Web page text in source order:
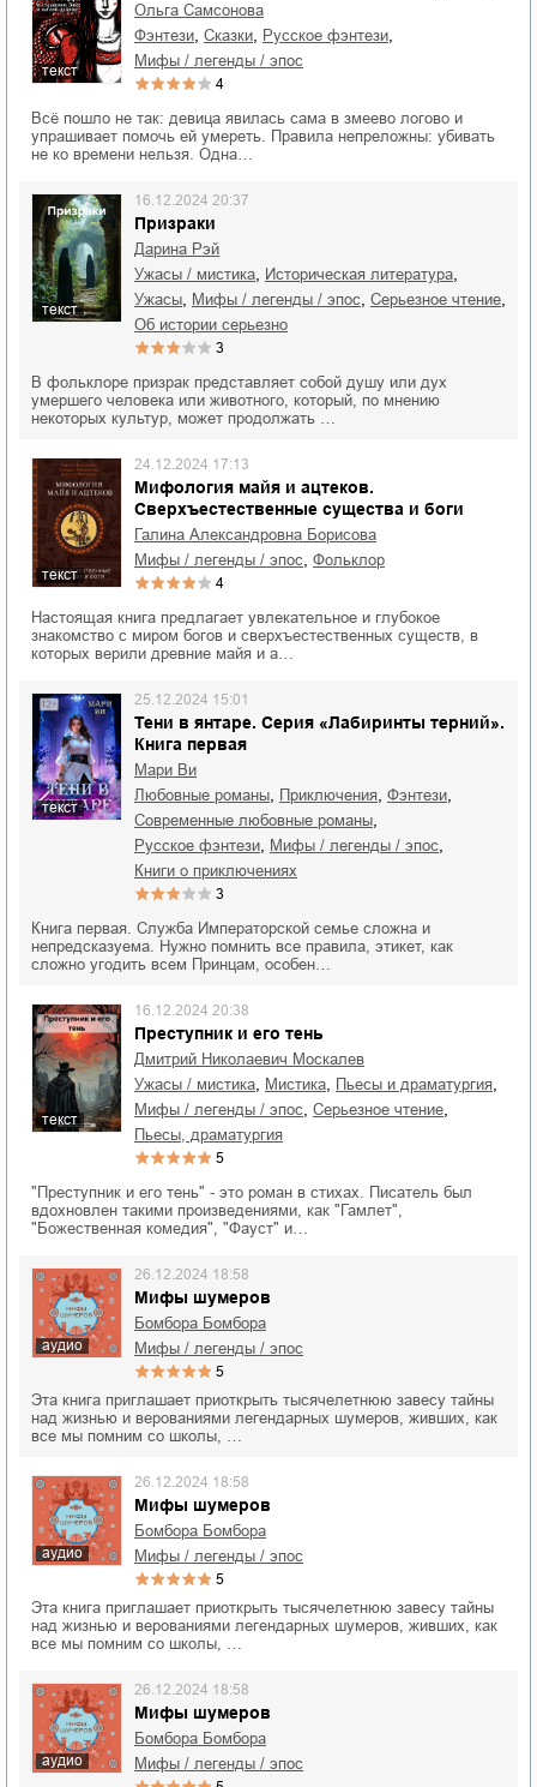
текст
Ольга Самсонова
фэнтези
сказки русское фэнтези
мифы / легенды / эпос
4
Всё пошло не так: девица явилась сама в змеево логово и
упрашивает помочь ей умереть. Правила непреложны: убивать
не ко времени нельзя. Одна…
текст
Призраки
16.12.2024 20:37
Дарина Рэй
ужасы / мистика
историческая литература
ужасы мифы / легенды / эпос серьезное чтение
об истории серьезно
3
В фольклоре призрак представляет собой душу или дух
умершего человека или животного, который, по мнению
некоторых культур, может продолжать …
текст
Мифология майя и ацтеков.
Сверхъестественные существа и боги
24.12.2024 17:13
Галина Александровна Борисова
мифы / легенды / эпос
фольклор
4
Настоящая книга предлагает увлекательное и глубокое
знакомство с миром богов и сверхъестественных существ, в
которых верили древние майя и а…
текст
Тени в янтаре. Серия «Лабиринты терний».
Книга первая
25.12.2024 15:01
Мари Ви
любовные романы
приключения фэнтези
современные любовные романы
русское фэнтези мифы / легенды / эпос
книги о приключениях
3
Книга первая. Служба Императорской семье сложна и
непредсказуема. Нужно помнить все правила, этикет, как
сложно угодить всем Принцам, особен…
текст
Преступник и его тень
16.12.2024 20:38
Дмитрий Николаевич Москалев
ужасы / мистика
мистика пьесы и драматургия
мифы / легенды / эпос серьезное чтение
пьесы, драматургия
5
"Преступник и его тень" - это роман в стихах. Писатель был
вдохновлен такими произведениями, как "Гамлет",
"Божественная комедия", "Фауст" и…
аудио
Мифы шумеров
26.12.2024 18:58
Бомбора Бомбора
мифы / легенды / эпос
5
Эта книга приглашает приоткрыть тысячелетнюю завесу тайны
над жизнью и верованиями легендарных шумеров, живших, как
все мы помним со школы, …
аудио
Мифы шумеров
26.12.2024 18:58
Бомбора Бомбора
мифы / легенды / эпос
5
Эта книга приглашает приоткрыть тысячелетнюю завесу тайны
над жизнью и верованиями легендарных шумеров, живших, как
все мы помним со школы, …
аудио
Мифы шумеров
26.12.2024 18:58
Бомбора Бомбора
мифы / легенды / эпос